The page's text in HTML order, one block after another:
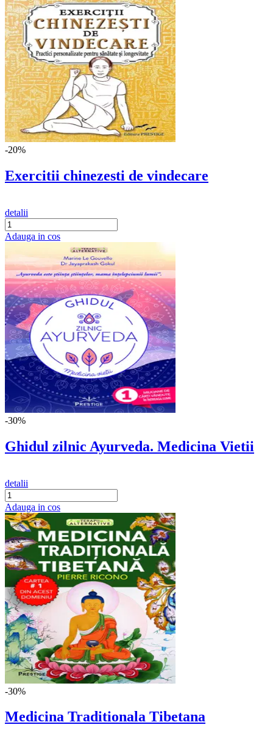
-20%
Exercitii chinezesti de vindecare
detalii
Adauga in cos
-30%
Ghidul zilnic Ayurveda. Medicina Vietii
detalii
Adauga in cos
-30%
Medicina Traditionala Tibetana